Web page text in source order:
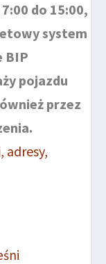
do 15:00,
system
BIP
pojazdu
przez